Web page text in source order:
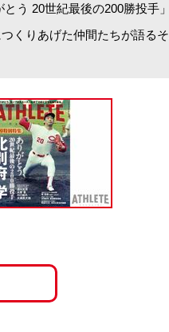
20世紀最後の200勝投手
くりあげた仲間たちが語る